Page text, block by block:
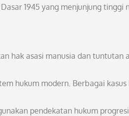
1945 yang menjunjung
hak asasi manusia dan tuntutan
hukum modern. Berbagai
pendekatan hukum